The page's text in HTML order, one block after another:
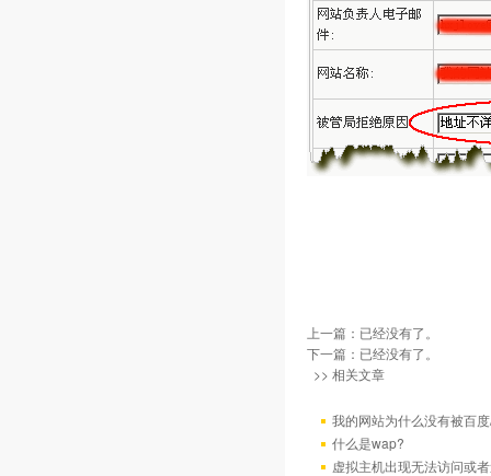
上一篇：已经没有了。
下一篇：已经没有了。
>> 相关文章
我的网站为什么没有被百
什么是wap?
虚拟主机出现无法访问或